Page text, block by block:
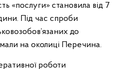
«послуги» становила від 7
Під час спроби
до
на околиці Перечина.
роботи